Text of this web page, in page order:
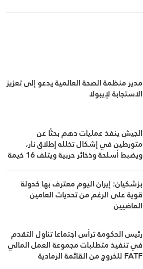
مدير منظمة الصحة العالمية يدعو إلى تعزيز
الاستجابة لإيبولا
الجيش ينفذ عمليات دهم بحثًا عن
متورطين في إشكال تخلله إطلاق نار،
ويضبط أسلحة وذخائر حربية ويتلف 16 خيمة
بزشكيان: إيران اليوم معترف بها كدولة
قوية على الرغم من تحديات العامين
الماضيين
رئيس الحكومة ترأس اجتماعا تناول التقدم
في تنفيذ متطلبات مجموعة العمل المالي
FATF للخروج من القائمة الرمادية